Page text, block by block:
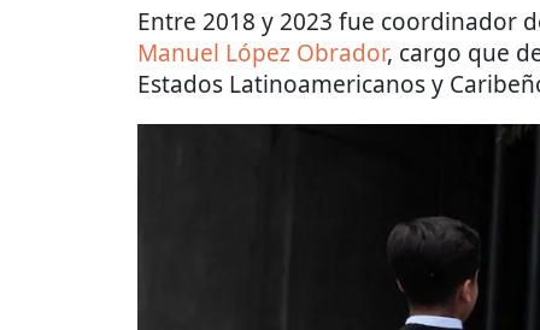
Entre 2018 y 2023 fue coordinador
Manuel López Obrador, cargo que
Estados Latinoamericanos y